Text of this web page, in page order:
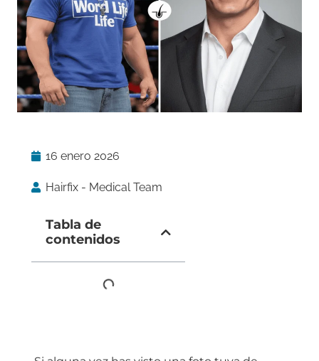
16 enero 2026
Hairfix - Medical Team
Tabla de
contenidos